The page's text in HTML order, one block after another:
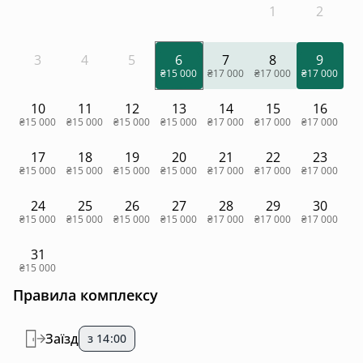
1 2
3 4 5 6
₴15 000
7
₴17 000
8
₴17 000
9
₴17 000
10
₴15 000
11
₴15 000
12
₴15 000
13
₴15 000
14
₴17 000
15
₴17 000
16
₴17 000
17
₴15 000
18
₴15 000
19
₴15 000
20
₴15 000
21
₴17 000
22
₴17 000
23
₴17 000
24
₴15 000
25
₴15 000
26
₴15 000
27
₴15 000
28
₴17 000
29
₴17 000
30
₴17 000
31
₴15 000
Правила комплексу
Заїзд з 14:00